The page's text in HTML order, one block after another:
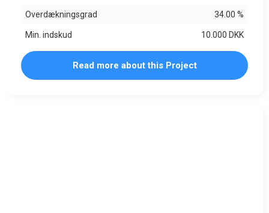
Overdækningsgrad 34.00 %
Min. indskud 10.000 DKK
Read more about this Project